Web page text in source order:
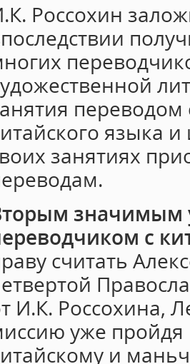
Россохин
языка
занятиях
значимым
с
считать
И.К. Россохина,
уже
и